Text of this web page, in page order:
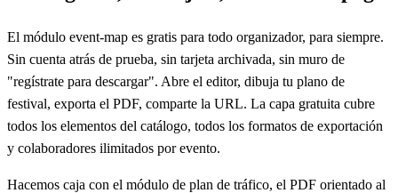
El módulo event-map es gratis para todo organizador, para siempre.
Sin cuenta atrás de prueba, sin tarjeta archivada, sin muro de
"regístrate para descargar". Abre el editor, dibuja tu plano de
festival, exporta el PDF, comparte la URL. La capa gratuita cubre
todos los elementos del catálogo, todos los formatos de exportación
y colaboradores ilimitados por evento.
Hacemos caja con el módulo de plan de tráfico, el PDF orientado al